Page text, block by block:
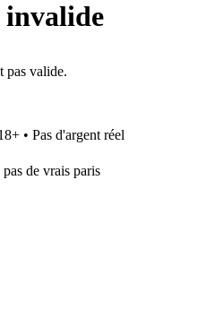
pas valide.
• Pas d'argent réel
de vrais paris